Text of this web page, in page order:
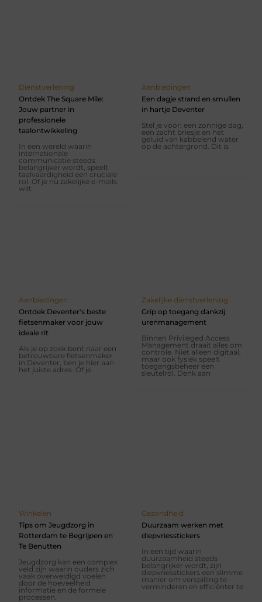
Dienstverlening
Ontdek The Square Mile:
Jouw partner in
professionele
taalontwikkeling
In een wereld waarin
internationale
communicatie steeds
belangrijker wordt, speelt
taalvaardigheid een cruciale
rol. Of je nu zakelijke e-mails
wilt
Aanbiedingen
Een dagje strand en smullen
in hartje Deventer
Stel je voor: een zonnige dag,
een zacht briesje en het
geluid van kabbelend water
op de achtergrond. Dit is
Aanbiedingen
Ontdek Deventer's beste
fietsenmaker voor jouw
ideale rit
Als je op zoek bent naar een
betrouwbare fietsenmaker
in Deventer, ben je hier aan
het juiste adres. Of je
Zakelijke dienstverlening
Grip op toegang dankzij
urenmanagement
Binnen Privileged Access
Management draait alles om
controle. Niet alleen digitaal,
maar ook fysiek speelt
toegangsbeheer een
sleutelrol. Denk aan
Winkelen
Tips om Jeugdzorg in
Rotterdam te Begrijpen en
Te Benutten
Jeugdzorg kan een complex
veld zijn waarin ouders zich
vaak overweldigd voelen
door de hoeveelheid
informatie en de formele
processen.
Gezondheid
Duurzaam werken met
diepvriesstickers
In een tijd waarin
duurzaamheid steeds
belangrijker wordt, zijn
diepvriesstickers een slimme
manier om verspilling te
verminderen en efficiënter te